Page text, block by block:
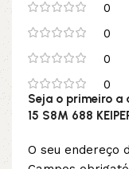
0
0
0
0
Seja o primeiro a
15 S8M 688
O seu endereço